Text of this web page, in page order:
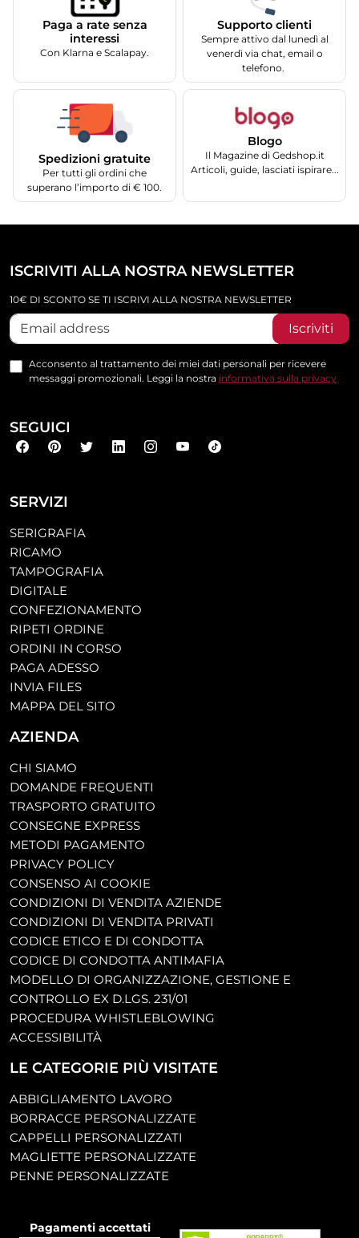
Paga a rate senza
interessi
Con Klarna e Scalapay.
Supporto clienti
Sempre attivo dal lunedì al
venerdì via chat, email o
telefono.
Spedizioni gratuite
Per tutti gli ordini che
superano l’importo di € 100.
Blogo
Il Magazine di Gedshop.it
Articoli, guide, lasciati ispirare...
SERVIZI
SERIGRAFIA
RICAMO
TAMPOGRAFIA
DIGITALE
CONFEZIONAMENTO
RIPETI ORDINE
ORDINI IN CORSO
PAGA ADESSO
INVIA FILES
MAPPA DEL SITO
AZIENDA
CHI SIAMO
DOMANDE FREQUENTI
TRASPORTO GRATUITO
CONSEGNE EXPRESS
METODI PAGAMENTO
PRIVACY POLICY
CONSENSO AI COOKIE
CONDIZIONI DI VENDITA AZIENDE
CONDIZIONI DI VENDITA PRIVATI
CODICE ETICO E DI CONDOTTA
CODICE DI CONDOTTA ANTIMAFIA
MODELLO DI ORGANIZZAZIONE, GESTIONE E
CONTROLLO EX D.LGS. 231/01
PROCEDURA WHISTLEBLOWING
ACCESSIBILITÀ
LE CATEGORIE PIÙ VISITATE
ABBIGLIAMENTO LAVORO
BORRACCE PERSONALIZZATE
CAPPELLI PERSONALIZZATI
MAGLIETTE PERSONALIZZATE
PENNE PERSONALIZZATE
ISCRIVITI ALLA NOSTRA NEWSLETTER
10€ DI SCONTO SE TI ISCRIVI ALLA NOSTRA NEWSLETTER
Iscriviti
Acconsento al trattamento dei miei dati personali per ricevere
messaggi promozionali. Leggi la nostra informativa sulla privacy
SEGUICI
Pagamenti accettati